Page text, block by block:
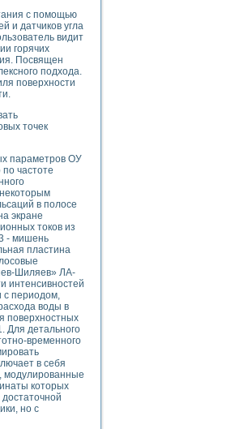
полупроводниковых приборов
методов расширения его полосы
с помощью
и датчиков угла
видит
горячих
Посвящен
подхода.
поверхности
точек
параметров ОУ
частоте
в полосе
экране
токов из
- мишень
пластина
Шиляев» ЛА-
интенсивностей
периодом,
воды в
поверхностных
Для детального
временного
в себя
модулированные
которых
но с